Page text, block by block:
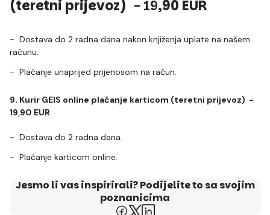
(teretni prijevoz) - 19,90 EUR
Dostava do 2 radna dana nakon knjiženja uplate na našem
računu.
Plaćanje unaprijed prijenosom na račun.
9. Kurir GEIS online plaćanje karticom (teretni prijevoz) -
19,90 EUR
Dostava do 2 radna dana.
Plaćanje karticom online.
Jesmo li vas inspirirali? Podijelite to sa svojim
poznanicima